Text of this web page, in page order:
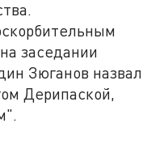
заседании
Зюганов назвал
Дерипаской,